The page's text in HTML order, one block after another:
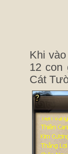
Khi
12 con
Cát